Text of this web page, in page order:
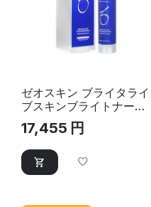
ゼオスキン ブライタライ
ブスキンブライトナー
50ml
17,455 円